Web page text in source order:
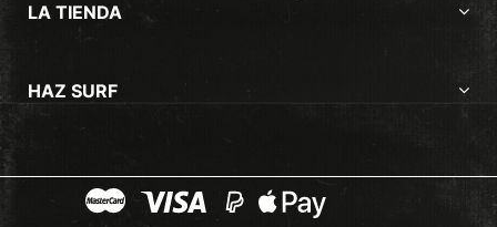
LA TIENDA
HAZ SURF